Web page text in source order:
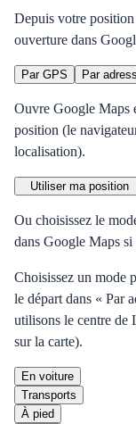
Depuis votre
ouverture dans
Par GPS Par
Ouvre Google Maps
position (le
localisation).
Utiliser ma position
Ou choisissez le
dans Google Maps si
Choisissez un mode
le départ dans « Par
utilisons le centre de
sur la carte).
En voiture
Transports
À pied